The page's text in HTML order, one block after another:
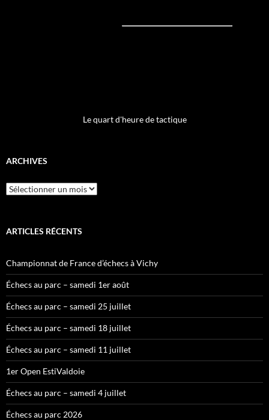
Le quart d'heure de tactique
ARCHIVES
Archives
ARTICLES RÉCENTS
Championnat de France d’échecs à Vichy
Échecs au parc – samedi 1er août
Échecs au parc – samedi 25 juillet
Échecs au parc – samedi 18 juillet
Échecs au parc – samedi 11 juillet
1er Open EstiValdoie
Échecs au parc – samedi 4 juillet
Échecs au parc 2026